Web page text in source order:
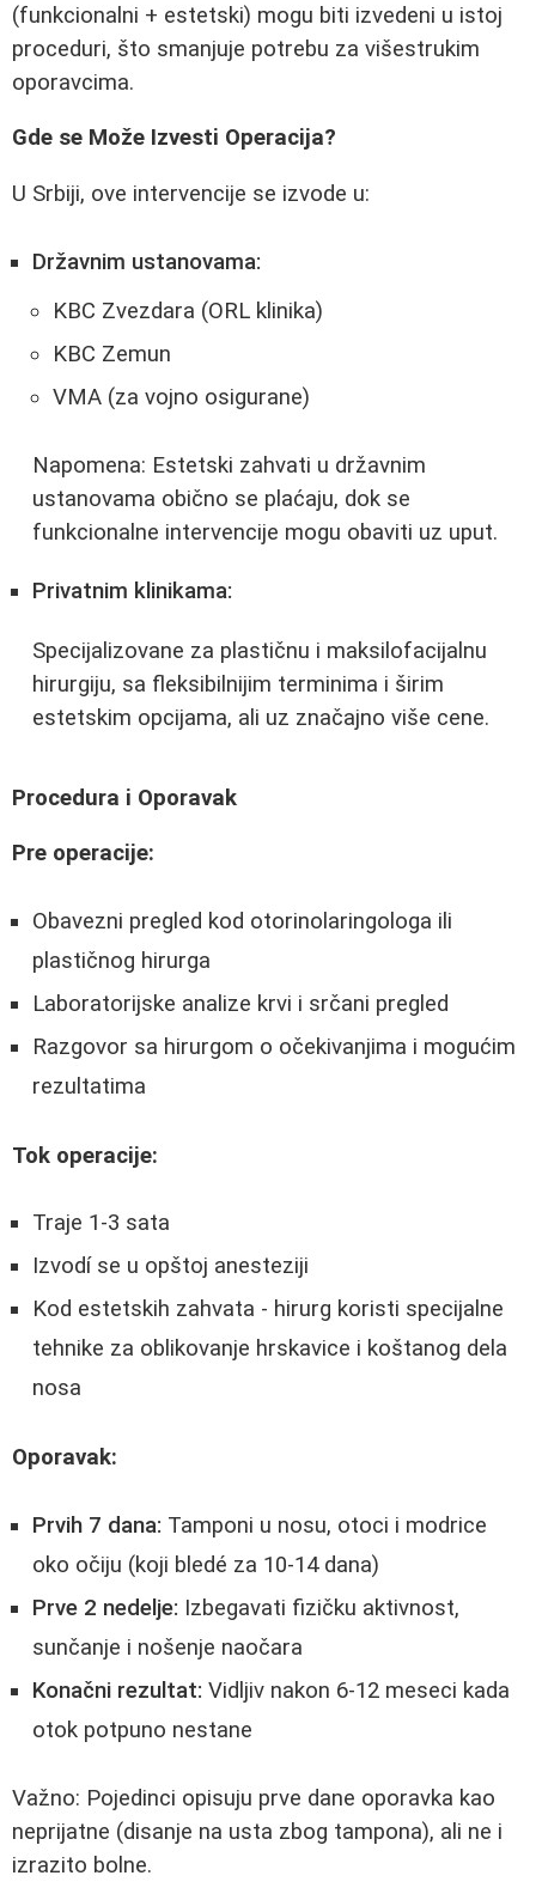
(funkcionalni + estetski) mogu biti izvedeni u istoj
proceduri, što smanjuje potrebu za višestrukim
oporavcima.
Gde se Može Izvesti Operacija?
U Srbiji, ove intervencije se izvode u:
Državnim ustanovama:
KBC Zvezdara (ORL klinika)
KBC Zemun
VMA (za vojno osigurane)
Napomena: Estetski zahvati u državnim
ustanovama obično se plaćaju, dok se
funkcionalne intervencije mogu obaviti uz uput.
Privatnim klinikama:
Specijalizovane za plastičnu i maksilofacijalnu
hirurgiju, sa fleksibilnijim terminima i širim
estetskim opcijama, ali uz značajno više cene.
Procedura i Oporavak
Pre operacije:
Obavezni pregled kod otorinolaringologa ili
plastičnog hirurga
Laboratorijske analize krvi i srčani pregled
Razgovor sa hirurgom o očekivanjima i mogućim
rezultatima
Tok operacije:
Traje 1-3 sata
Izvodí se u opštoj anesteziji
Kod estetskih zahvata - hirurg koristi specijalne
tehnike za oblikovanje hrskavice i koštanog dela
nosa
Oporavak:
Prvih 7 dana: Tamponi u nosu, otoci i modrice
oko očiju (koji bledé za 10-14 dana)
Prve 2 nedelje: Izbegavati fizičku aktivnost,
sunčanje i nošenje naočara
Konačni rezultat: Vidljiv nakon 6-12 meseci kada
otok potpuno nestane
Važno: Pojedinci opisuju prve dane oporavka kao
neprijatne (disanje na usta zbog tampona), ali ne i
izrazito bolne.